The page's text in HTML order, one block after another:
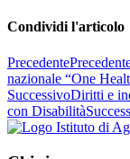
Condividi l'articolo
Precedente
nazionale “One
SuccessivoDiritti e
con Disabilità